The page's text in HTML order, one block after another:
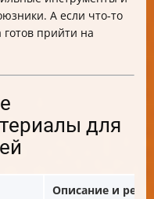
А если что-то
готов прийти на
для
Описание и